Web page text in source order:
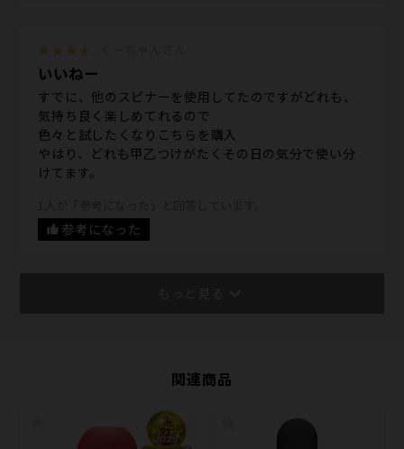
いいねー
すでに、他のスピナーを使用してたのですがどれも、
気持ち良く楽しめてれるので
色々と試したくなりこちらを購入
やはり、どれも甲乙つけがたくその日の気分で使い分
けてます。
参考になった
関連商品